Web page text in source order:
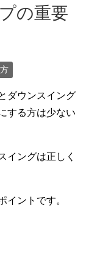
の重要
ダウンスイング
する方は少ない
イングは正しく
イントです。